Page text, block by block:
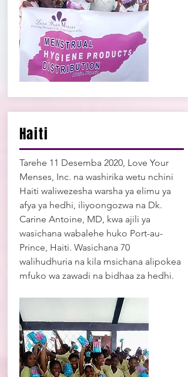
Haiti
Tarehe 11 Desemba 2020, Love Your
Menses, Inc. na washirika wetu nchini
Haiti waliwezesha warsha ya elimu ya
afya ya hedhi, iliyoongozwa na Dk.
Carine Antoine, MD, kwa ajili ya
wasichana wabalehe huko Port-au-
Prince, Haiti. Wasichana 70
walihudhuria na kila msichana alipokea
mfuko wa zawadi na bidhaa za hedhi.